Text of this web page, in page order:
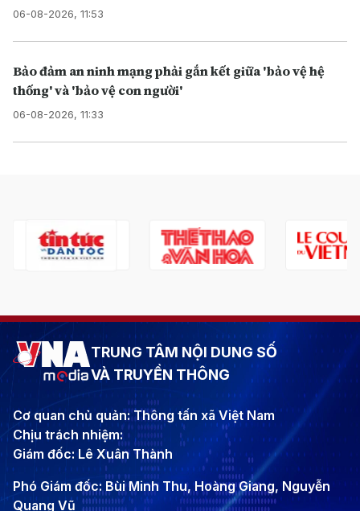
06-08-2026, 11:53
Bảo đảm an ninh mạng phải gắn kết giữa 'bảo vệ hệ
thống' và 'bảo vệ con người'
06-08-2026, 11:33
TRUNG TÂM NỘI DUNG SỐ
VÀ TRUYỀN THÔNG
Cơ quan chủ quản: Thông tấn xã Việt Nam
Chịu trách nhiệm:
Giám đốc: Lê Xuân Thành
Phó Giám đốc: Bùi Minh Thu, Hoàng Giang, Nguyễn
Quang Vũ